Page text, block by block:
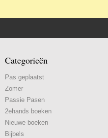
Categorieën
Pas geplaatst
Zomer
Passie Pasen
2ehands boeken
Nieuwe boeken
Bijbels